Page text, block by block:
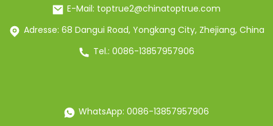
E-Mail: toptrue2@chinatoptrue.com
Adresse: 68 Dangui Road, Yongkang City, Zhejiang, China
Tel.: 0086-13857957906
WhatsApp: 0086-13857957906